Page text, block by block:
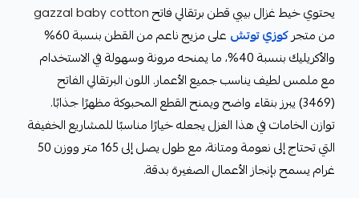
يحتوي خيط غزال بيبي قطن برتقالي فاتحgazzal baby cotton
من متجركوزي توتش
على مزيج ناعم من القطن بنسبة 60%
والأكريليك بنسبة 40%، ما يمنحه مرونة وسهولة في الاستخدام
مع ملمس لطيف يناسب جميع الأعمار. اللون البرتقالي الفاتح
(3469) يبرز بنقاء واضح ويمنح القطع المحبوكة مظهرًا جذابًا.
توازن الخامات في هذا الغزل يجعله خيارًا مناسبًا للمشاريع الخفيفة
التي تحتاج إلى نعومة ومتانة، مع طول يصل إلى 165 متر ووزن 50
غرام يسمح بإنجاز الأعمال الصغيرة بدقة.